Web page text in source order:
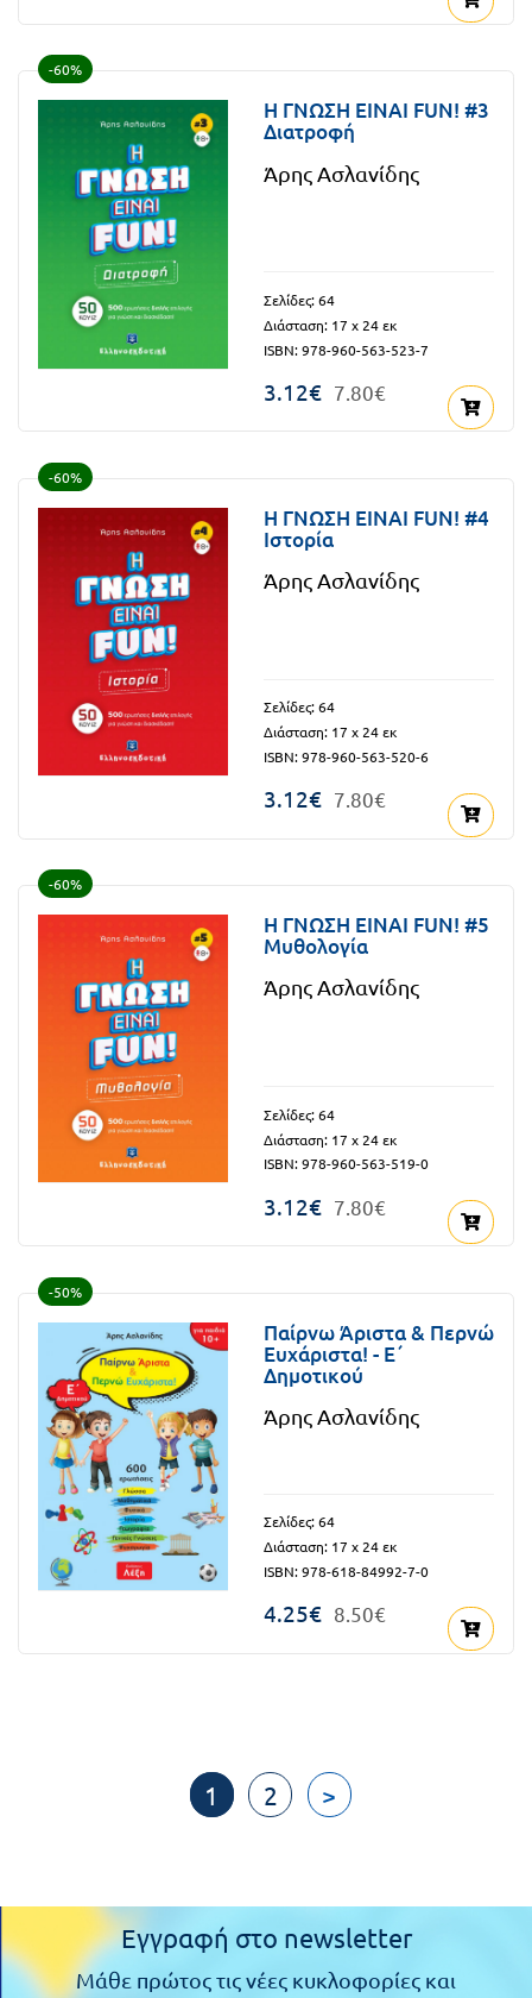
ενηλίκων –
Διά Βίου
Μάθηση
Βιβλιοθήκη
του
εκπαιδευτικού
Πανελλήνιοι
Μαθητικοί
Διαγωνισμοί
Επιτραπέζια
Παιχνίδια
Τάξη
Β΄
Γ΄
Τάξη
Ε.ΠΑΛ.
Για
το
λύκειο
-60%
H ΓΝΩΣΗ ΕΙΝΑΙ FUN! #3
Διατροφή
Άρης Ασλανίδης
Σελίδες: 64
Διάσταση: 17 x 24 εκ
ISBN: 978-960-563-523-7
3.12€ 7.80€
-60%
H ΓΝΩΣΗ ΕΙΝΑΙ FUN! #4
Ιστορία
Άρης Ασλανίδης
Σελίδες: 64
Διάσταση: 17 x 24 εκ
ISBN: 978-960-563-520-6
3.12€ 7.80€
-60%
H ΓΝΩΣΗ ΕΙΝΑΙ FUN! #5
Μυθολογία
Άρης Ασλανίδης
Σελίδες: 64
Διάσταση: 17 x 24 εκ
ISBN: 978-960-563-519-0
3.12€ 7.80€
-50%
Παίρνω Άριστα & Περνώ
Ευχάριστα! - Ε΄
Δημοτικού
Άρης Ασλανίδης
Σελίδες: 64
Διάσταση: 17 x 24 εκ
ISBN: 978-618-84992-7-0
4.25€ 8.50€
1 2 >
Εγγραφή στο newsletter
Μάθε πρώτος τις νέες κυκλοφορίες και